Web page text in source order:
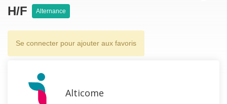
H/F
Alternance
Se connecter pour ajouter aux favoris
Alticome